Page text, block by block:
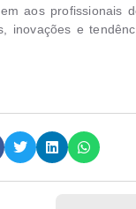
aos profissionais
inovações e